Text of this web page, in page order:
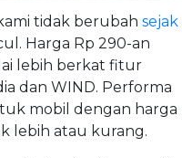
tidak berubah sejak
Harga Rp 290-an
lebih berkat fitur
dan WIND. Performa
mobil dengan harga
lebih atau kurang.